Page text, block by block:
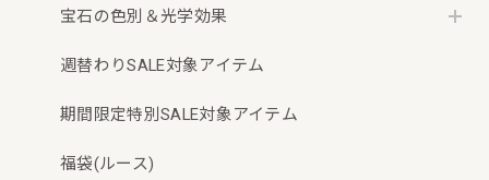
宝石の色別＆光学効果
週替わりSALE対象アイテム
期間限定特別SALE対象アイテム
福袋(ルース)